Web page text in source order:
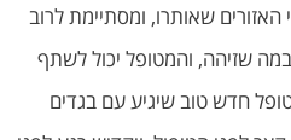
האזורים שאותרו, ומסתיימת לרוב
שזיהה, והמטופל יכול לשתף
חדש טוב שיגיע עם בגדים